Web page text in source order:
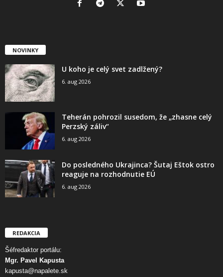
NOVINKY
U koho je celý svet zadlžený?
6. aug 2026
Teherán pohrozil susedom, že „zhasne celý
Perzský záliv“
6. aug 2026
Do posledného Ukrajinca? Šutaj Eštok ostro
reaguje na rozhodnutie EÚ
6. aug 2026
REDAKCIA
Šéfredaktor portálu:
Mgr. Pavel Kapusta
kapusta@napalete.sk